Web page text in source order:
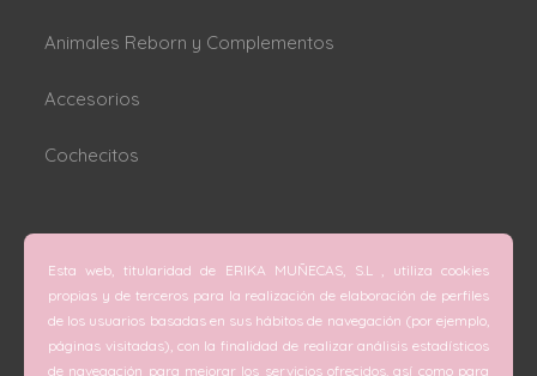
Animales Reborn y Complementos
Accesorios
Cochecitos
C/ San Vicente Mártir nº 74 (Valencia).
C/ Doctor Melis nº 6 (Grao de Gandía).
Esta web, titularidad de ERIKA MUÑECAS, S.L , utiliza cookies
propias y de terceros para la realización de elaboración de perfiles
de los usuarios basadas en sus hábitos de navegación (por ejemplo,
páginas visitadas), con la finalidad de realizar análisis estadísticos
de navegación para mejorar los servicios ofrecidos, así como para